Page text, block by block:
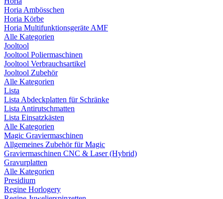
Horia Ambösschen
Horia Körbe
Horia Multifunktionsgeräte AMF
Alle Kategorien
Jooltool
Jooltool Poliermaschinen
Jooltool Verbrauchsartikel
Jooltool Zubehör
Alle Kategorien
Lista
Lista Abdeckplatten für Schränke
Lista Antirutschmatten
Lista Einsatzkästen
Alle Kategorien
Magic Graviermaschinen
Allgemeines Zubehör für Magic
Graviermaschinen CNC & Laser (Hybrid)
Gravurplatten
Alle Kategorien
Presidium
Regine Horlogery